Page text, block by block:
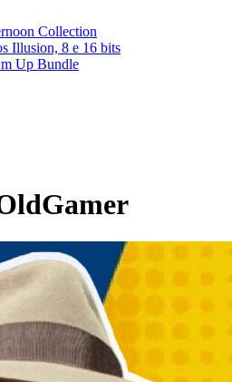
Collection
Illusion, 8 e 16 bits
Up Bundle